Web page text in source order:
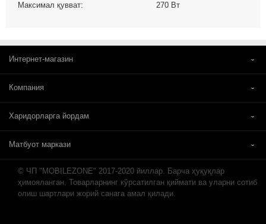
Максимал қувват: 270 Вт
Интернет-магазин
Компания
Харидорларга йордам
Матбуот маркази
© ЧП "MOBILEZONE" 2017-2020 йиллар. Барча ҳуқуқлар
ҳимояланган. Товарларнинг кўрсатилган қиймати ва уларни сотиб
олиш шартлари жорий санага амал қилади.